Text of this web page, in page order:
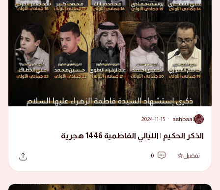
A
ashbaal
·
2024-11-15
الذكر الحكيم | الليالي الفاطمية 1446 هجرية
تفضيل 0